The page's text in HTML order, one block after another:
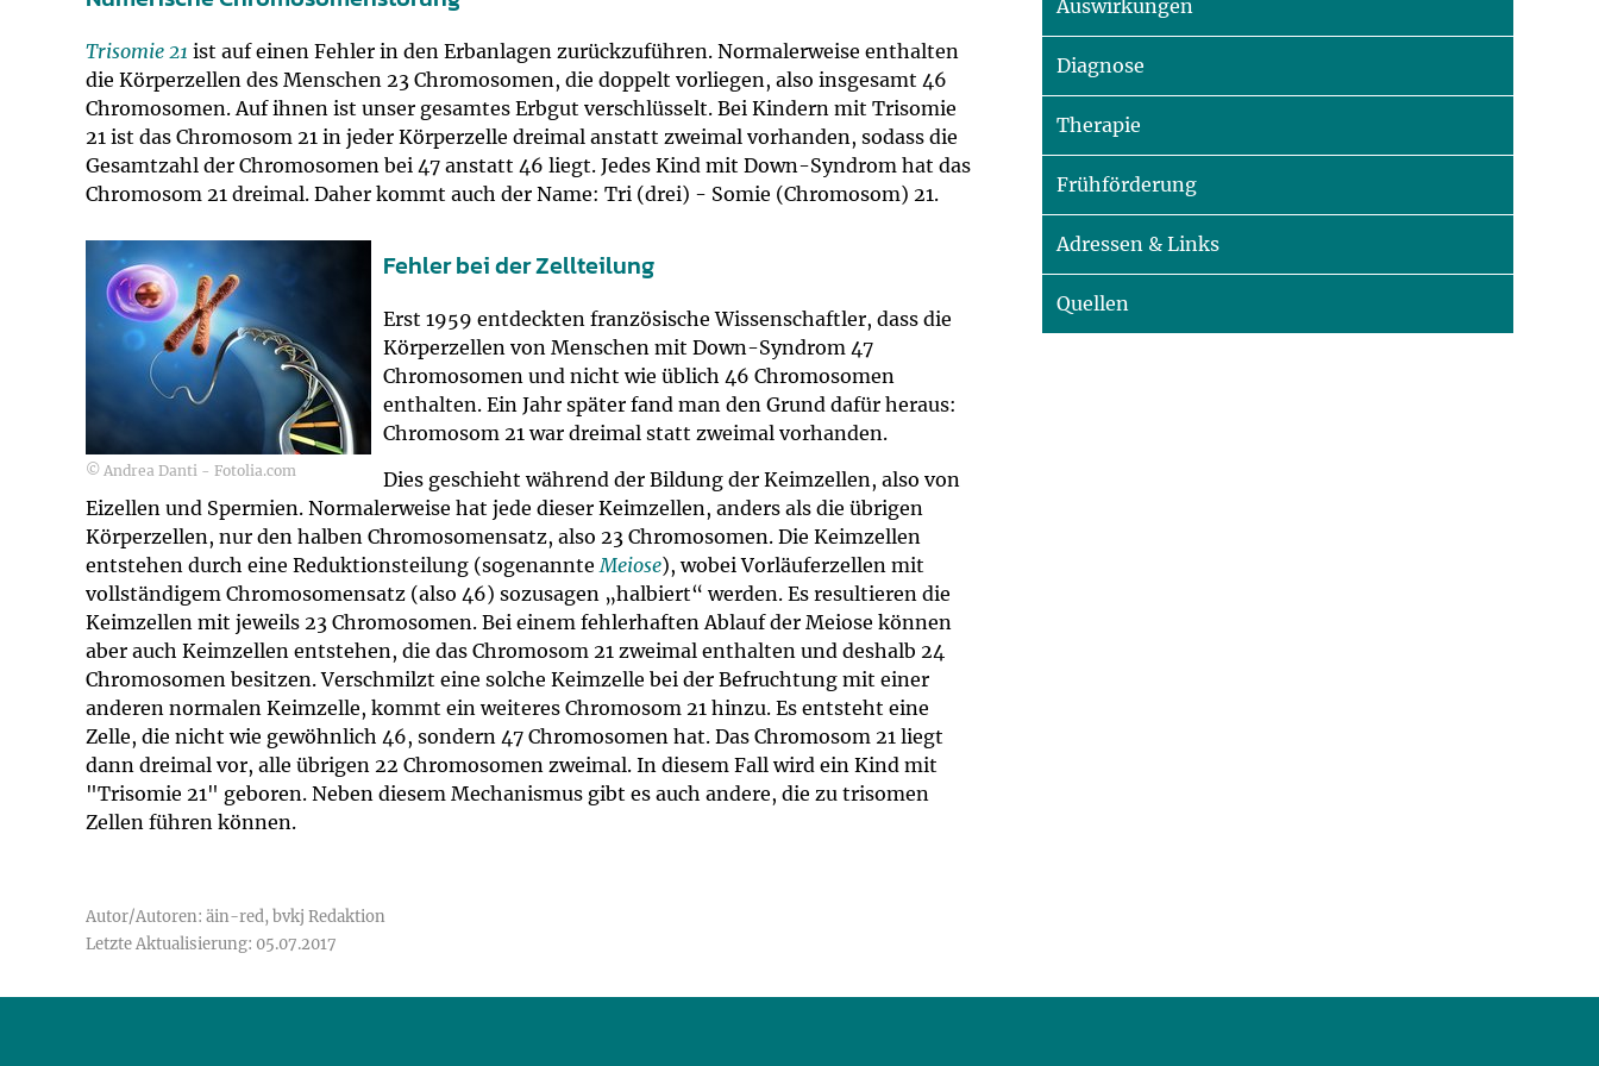
Impfsicherheit
Häufige Fragen
Recht auf Impfung
Notdienste
Empfehlungen zum Bildschirmmediengebrauch
Hörlexikon
Material zu den Vorsorgen
Broschüren und Informationsflyer
U0-Vorsorge
Trisomie 21 ist auf einen Fehler in den Erbanlagen zurückzuführen. Normalerweise enthalten
die Körperzellen des Menschen 23 Chromosomen, die doppelt vorliegen, also insgesamt 46
Chromosomen. Auf ihnen ist unser gesamtes Erbgut verschlüsselt. Bei Kindern mit Trisomie
21 ist das Chromosom 21 in jeder Körperzelle dreimal anstatt zweimal vorhanden, sodass die
Gesamtzahl der Chromosomen bei 47 anstatt 46 liegt. Jedes Kind mit Down-Syndrom hat das
Chromosom 21 dreimal. Daher kommt auch der Name: Tri (drei) - Somie (Chromosom) 21.
© Andrea Danti - Fotolia.com
Fehler bei der Zellteilung
Erst 1959 entdeckten französische Wissenschaftler, dass die
Körperzellen von Menschen mit Down-Syndrom 47
Chromosomen und nicht wie üblich 46 Chromosomen
enthalten. Ein Jahr später fand man den Grund dafür heraus:
Chromosom 21 war dreimal statt zweimal vorhanden.
Dies geschieht während der Bildung der Keimzellen, also von
Eizellen und Spermien. Normalerweise hat jede dieser Keimzellen, anders als die übrigen
Körperzellen, nur den halben Chromosomensatz, also 23 Chromosomen. Die Keimzellen
entstehen durch eine Reduktionsteilung (sogenannteMeiose), wobei Vorläuferzellen mit
vollständigem Chromosomensatz (also 46) sozusagen „halbiert“ werden. Es resultieren die
Keimzellen mit jeweils 23 Chromosomen. Bei einem fehlerhaften Ablauf der Meiose können
aber auch Keimzellen entstehen, die das Chromosom 21 zweimal enthalten und deshalb 24
Chromosomen besitzen. Verschmilzt eine solche Keimzelle bei der Befruchtung mit einer
anderen normalen Keimzelle, kommt ein weiteres Chromosom 21 hinzu. Es entsteht eine
Zelle, die nicht wie gewöhnlich 46, sondern 47 Chromosomen hat. Das Chromosom 21 liegt
dann dreimal vor, alle übrigen 22 Chromosomen zweimal. In diesem Fall wird ein Kind mit
"Trisomie 21" geboren. Neben diesem Mechanismus gibt es auch andere, die zu trisomen
Zellen führen können.
Autor/Autoren: äin-red, bvkj Redaktion
Letzte Aktualisierung: 05.07.2017
Auswirkungen
Diagnose
Therapie
Frühförderung
Adressen & Links
Quellen